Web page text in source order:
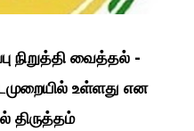
நிறுத்தி வைத்தல் -
உள்ளது என
திருத்தம்